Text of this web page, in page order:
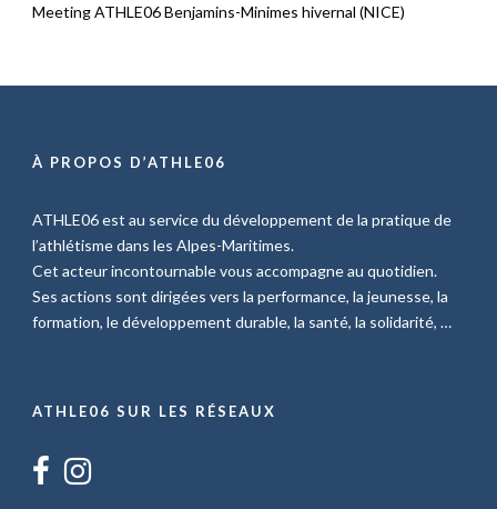
Meeting ATHLE06 Benjamins-Minimes hivernal (NICE)
À PROPOS D’ATHLE06
ATHLE06 est au service du développement de la pratique de
l’athlétisme dans les Alpes-Maritimes.
Cet acteur incontournable vous accompagne au quotidien.
Ses actions sont dirigées vers la performance, la jeunesse, la
formation, le développement durable, la santé, la solidarité, …
ATHLE06 SUR LES RÉSEAUX